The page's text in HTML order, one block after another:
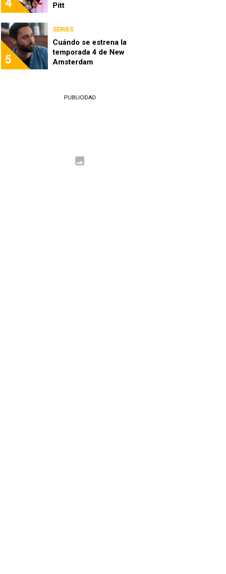
4 Pitt
5
SERIES
Cuándo se estrena la
temporada 4 de New
Amsterdam
PUBLICIDAD